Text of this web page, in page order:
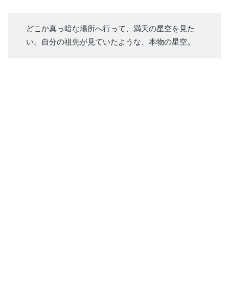
どこか真っ暗な場所へ行って、満天の星空を見た
い。自分の祖先が見ていたような、本物の星空。